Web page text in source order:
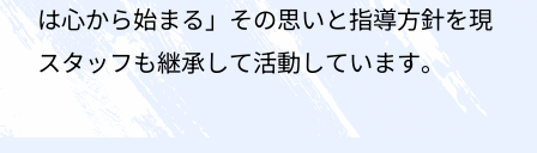
は心から始まる」その思いと指導方針を現
スタッフも継承して活動しています。